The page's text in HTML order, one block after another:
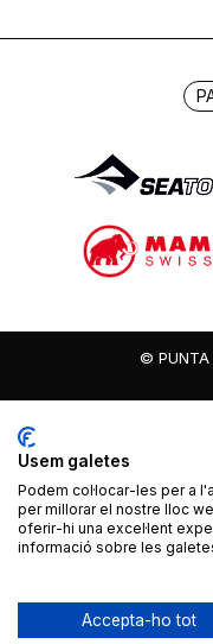
© PUNTA
Usem galetes
Podem col·locar-les per a
per millorar el nostre lloc
oferir-hi una excel·lent
informació sobre les
Accepta-ho tot